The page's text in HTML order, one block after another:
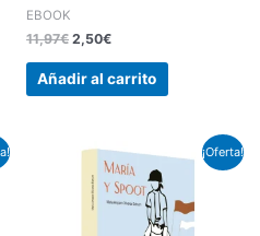
EBOOK
11,97€ 2,50€
Añadir al carrito
¡Oferta!
precio
original
era:
El
precio
actual
es:
2,50€.